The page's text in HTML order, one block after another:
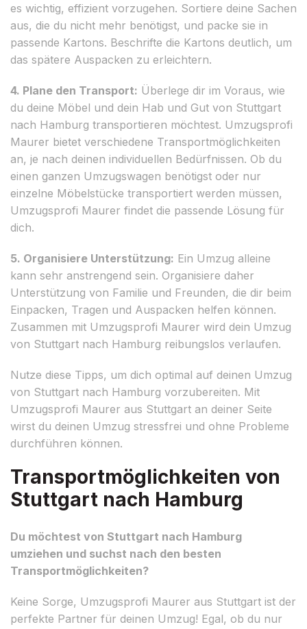
es wichtig, effizient vorzugehen. Sortiere deine Sachen
aus, die du nicht mehr benötigst, und packe sie in
passende Kartons. Beschrifte die Kartons deutlich, um
das spätere Auspacken zu erleichtern.
4. Plane den Transport: Überlege dir im Voraus, wie
du deine Möbel und dein Hab und Gut von Stuttgart
nach Hamburg transportieren möchtest. Umzugsprofi
Maurer bietet verschiedene Transportmöglichkeiten
an, je nach deinen individuellen Bedürfnissen. Ob du
einen ganzen Umzugswagen benötigst oder nur
einzelne Möbelstücke transportiert werden müssen,
Umzugsprofi Maurer findet die passende Lösung für
dich.
5. Organisiere Unterstützung: Ein Umzug alleine
kann sehr anstrengend sein. Organisiere daher
Unterstützung von Familie und Freunden, die dir beim
Einpacken, Tragen und Auspacken helfen können.
Zusammen mit Umzugsprofi Maurer wird dein Umzug
von Stuttgart nach Hamburg reibungslos verlaufen.
Nutze diese Tipps, um dich optimal auf deinen Umzug
von Stuttgart nach Hamburg vorzubereiten. Mit
Umzugsprofi Maurer aus Stuttgart an deiner Seite
wirst du deinen Umzug stressfrei und ohne Probleme
durchführen können.
Transportmöglichkeiten von
Stuttgart nach Hamburg
Du möchtest von Stuttgart nach Hamburg
umziehen und suchst nach den besten
Transportmöglichkeiten?
Keine Sorge, Umzugsprofi Maurer aus Stuttgart ist der
perfekte Partner für deinen Umzug! Egal, ob du nur